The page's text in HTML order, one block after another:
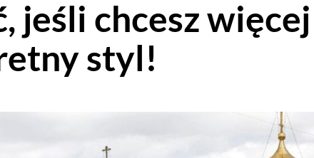
jeśli chcesz więcej
styl!